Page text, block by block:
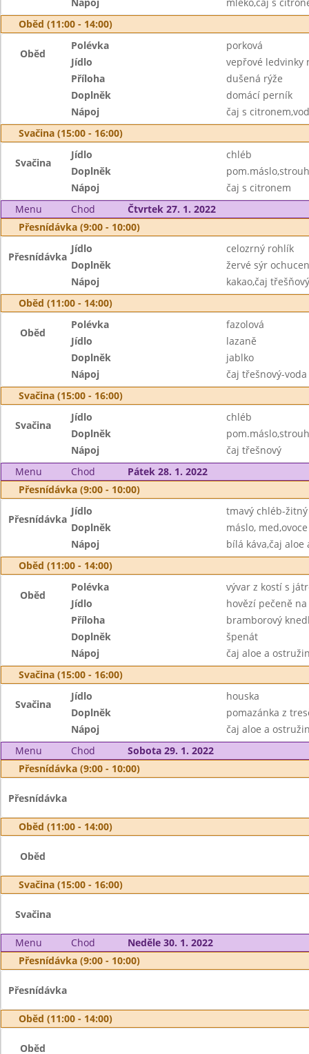
Oběd (11:00 - 14:00)
Oběd
Polévka
porková
Jídlo
vepřové ledvinky
Příloha
dušená rýže
Doplněk
domácí perník
Nápoj
čaj s
Svačina (15:00 - 16:00)
Svačina
Jídlo
chléb
Doplněk
Nápoj
čaj s citronem
Menu
Chod
Čtvrtek 27. 1. 2022
Přesnídávka (9:00 - 10:00)
Přesnídávka
Jídlo
celozrný rohlík
Doplněk
žervé sýr
Nápoj
kakao,čaj třešňový
Oběd (11:00 - 14:00)
Oběd
Polévka
fazolová
Jídlo
lazaně
Doplněk
jablko
Nápoj
čaj třešnový-
Svačina (15:00 - 16:00)
Svačina
Jídlo
chléb
Doplněk
Nápoj
čaj třešnový
Menu
Chod
Pátek 28. 1. 2022
Přesnídávka (9:00 - 10:00)
Přesnídávka
Jídlo
tmavý chléb-žitný
Doplněk
máslo, med,ovoce
Nápoj
bílá káva,čaj aloe
Oběd (11:00 - 14:00)
Oběd
Polévka
vývar z kostí s
Jídlo
hovězí pečeně
Příloha
bramborový
Doplněk
špenát
Nápoj
čaj aloe a
Svačina (15:00 - 16:00)
Svačina
Jídlo
houska
Doplněk
pomazánka z
Nápoj
čaj aloe a
Menu
Chod
Sobota 29. 1. 2022
Přesnídávka (9:00 - 10:00)
Přesnídávka
Oběd (11:00 - 14:00)
Oběd
Svačina (15:00 - 16:00)
Svačina
Menu Chod
Neděle 30. 1. 2022
Přesnídávka (9:00 - 10:00)
Přesnídávka
Oběd (11:00 - 14:00)
Oběd